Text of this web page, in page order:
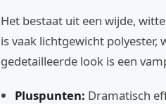
Het bestaat uit een wijde,
is vaak lichtgewicht
gedetailleerde look is een
Pluspunten: Dramatisch